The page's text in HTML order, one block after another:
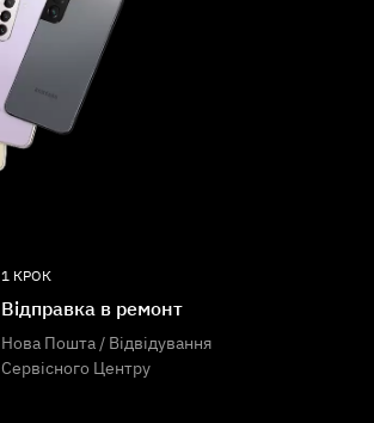
1 КРОК
Відправка в ремонт
Нова Пошта / Відвідування
Сервісного Центру